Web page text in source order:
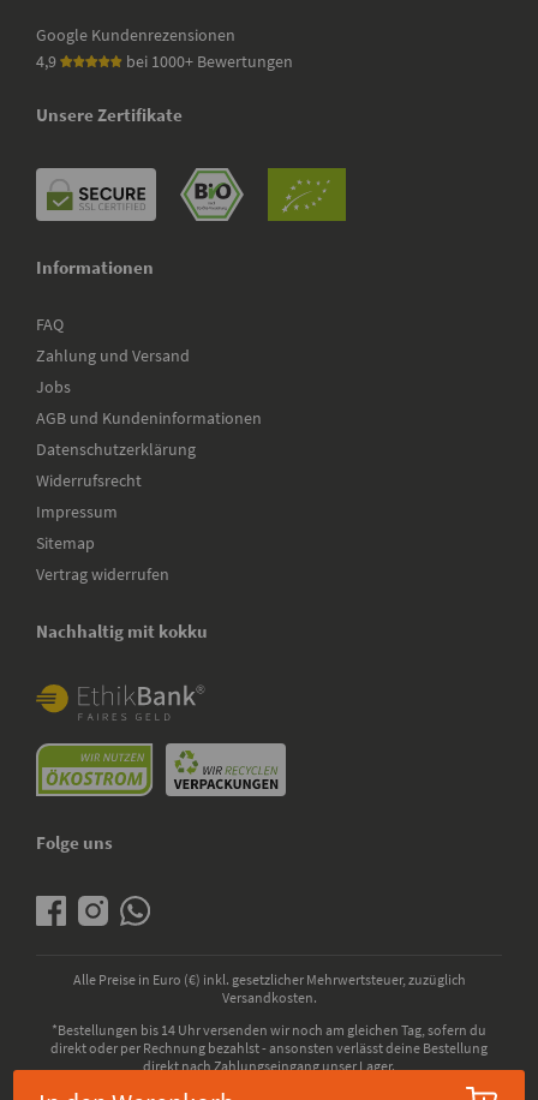
Google Kundenrezensionen
4,9
bei 1000+ Bewertungen
Unsere Zertifikate
Informationen
FAQ
Zahlung und Versand
Jobs
AGB und Kundeninformationen
Datenschutzerklärung
Widerrufsrecht
Impressum
Sitemap
Vertrag widerrufen
Nachhaltig mit kokku
Folge uns
Alle Preise in Euro (€) inkl. gesetzlicher Mehrwertsteuer, zuzüglich
Versandkosten.
*Bestellungen bis 14 Uhr versenden wir noch am gleichen Tag, sofern du
direkt oder per Rechnung bezahlst - ansonsten verlässt deine Bestellung
direkt nach Zahlungseingang unser Lager.